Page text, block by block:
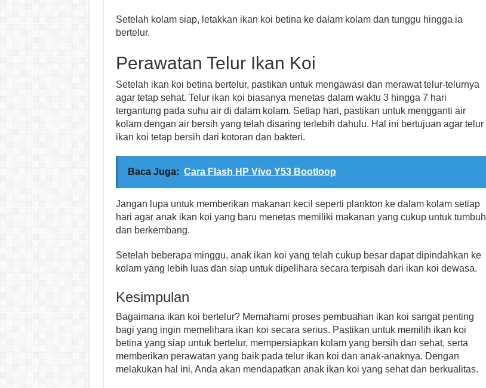
Setelah kolam siap, letakkan ikan koi betina ke dalam kolam dan tunggu hingga ia
bertelur.
Perawatan Telur Ikan Koi
Setelah ikan koi betina bertelur, pastikan untuk mengawasi dan merawat telur-telurnya
agar tetap sehat. Telur ikan koi biasanya menetas dalam waktu 3 hingga 7 hari
tergantung pada suhu air di dalam kolam. Setiap hari, pastikan untuk mengganti air
kolam dengan air bersih yang telah disaring terlebih dahulu. Hal ini bertujuan agar telur
ikan koi tetap bersih dari kotoran dan bakteri.
Baca Juga: Cara Flash HP Vivo Y53 Bootloop
Jangan lupa untuk memberikan makanan kecil seperti plankton ke dalam kolam setiap
hari agar anak ikan koi yang baru menetas memiliki makanan yang cukup untuk tumbuh
dan berkembang.
Setelah beberapa minggu, anak ikan koi yang telah cukup besar dapat dipindahkan ke
kolam yang lebih luas dan siap untuk dipelihara secara terpisah dari ikan koi dewasa.
Kesimpulan
Bagaimana ikan koi bertelur? Memahami proses pembuahan ikan koi sangat penting
bagi yang ingin memelihara ikan koi secara serius. Pastikan untuk memilih ikan koi
betina yang siap untuk bertelur, mempersiapkan kolam yang bersih dan sehat, serta
memberikan perawatan yang baik pada telur ikan koi dan anak-anaknya. Dengan
melakukan hal ini, Anda akan mendapatkan anak ikan koi yang sehat dan berkualitas.